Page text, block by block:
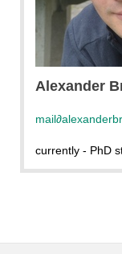
Alexander
mail∂
currently - PhD